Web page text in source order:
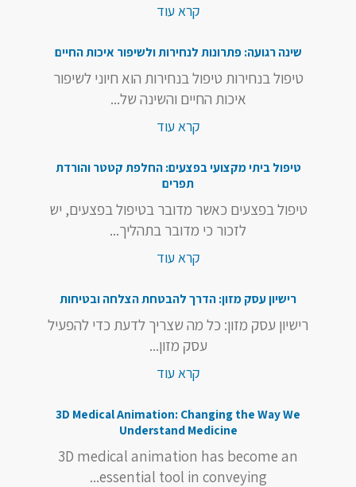
קרא עוד
שינה רגועה: פתרונות לנחירות ולשיפור איכות החיים
טיפול בנחירות טיפול בנחירות הוא חיוני לשיפור
איכות החיים והשינה של...
קרא עוד
טיפול ביתי מקצועי בפצעים: החלפת קטטר והורדת
תפרים
טיפול בפצעים כאשר מדובר בטיפול בפצעים, יש
לזכור כי מדובר בתהליך...
קרא עוד
רישיון עסק מזון: הדרך להבטחת הצלחה ובטיחות
רישיון עסק מזון: כל מה שצריך לדעת כדי להפעיל
עסק מזון...
קרא עוד
3D Medical Animation: Changing the Way We
Understand Medicine
3D medical animation has become an
essential tool in conveying...